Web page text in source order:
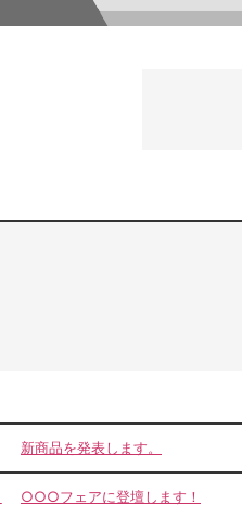
新商品を発表します。
○○○フェアに登壇します！